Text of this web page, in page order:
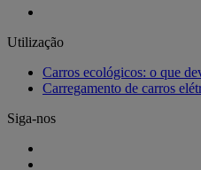
Utilização
Carros ecológicos: o que
Carregamento de carros
Siga-nos